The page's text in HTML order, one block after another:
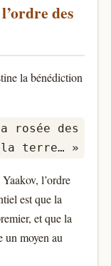
des
la bénédiction
rosée des
la terre… »
l’ordre
est que la
et que la
un moyen au